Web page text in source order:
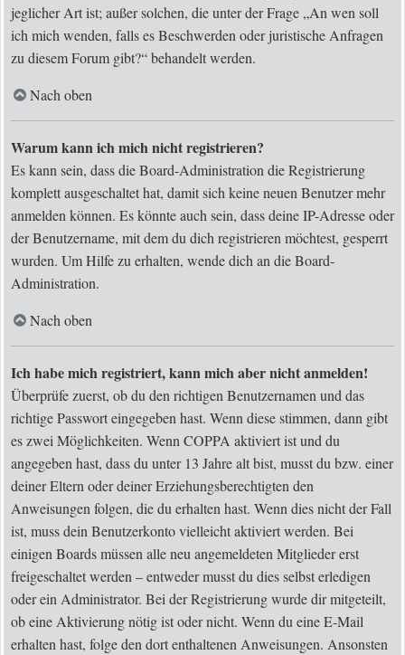
jeglicher Art ist; außer solchen, die unter der Frage „An wen soll
ich mich wenden, falls es Beschwerden oder juristische Anfragen
zu diesem Forum gibt?“ behandelt werden.
Nach oben
Warum kann ich mich nicht registrieren?
Es kann sein, dass die Board-Administration die Registrierung
komplett ausgeschaltet hat, damit sich keine neuen Benutzer mehr
anmelden können. Es könnte auch sein, dass deine IP-Adresse oder
der Benutzername, mit dem du dich registrieren möchtest, gesperrt
wurden. Um Hilfe zu erhalten, wende dich an die Board-
Administration.
Nach oben
Ich habe mich registriert, kann mich aber nicht anmelden!
Überprüfe zuerst, ob du den richtigen Benutzernamen und das
richtige Passwort eingegeben hast. Wenn diese stimmen, dann gibt
es zwei Möglichkeiten. Wenn COPPA aktiviert ist und du
angegeben hast, dass du unter 13 Jahre alt bist, musst du bzw. einer
deiner Eltern oder deiner Erziehungsberechtigten den
Anweisungen folgen, die du erhalten hast. Wenn dies nicht der Fall
ist, muss dein Benutzerkonto vielleicht aktiviert werden. Bei
einigen Boards müssen alle neu angemeldeten Mitglieder erst
freigeschaltet werden – entweder musst du dies selbst erledigen
oder ein Administrator. Bei der Registrierung wurde dir mitgeteilt,
ob eine Aktivierung nötig ist oder nicht. Wenn du eine E-Mail
erhalten hast, folge den dort enthaltenen Anweisungen. Ansonsten